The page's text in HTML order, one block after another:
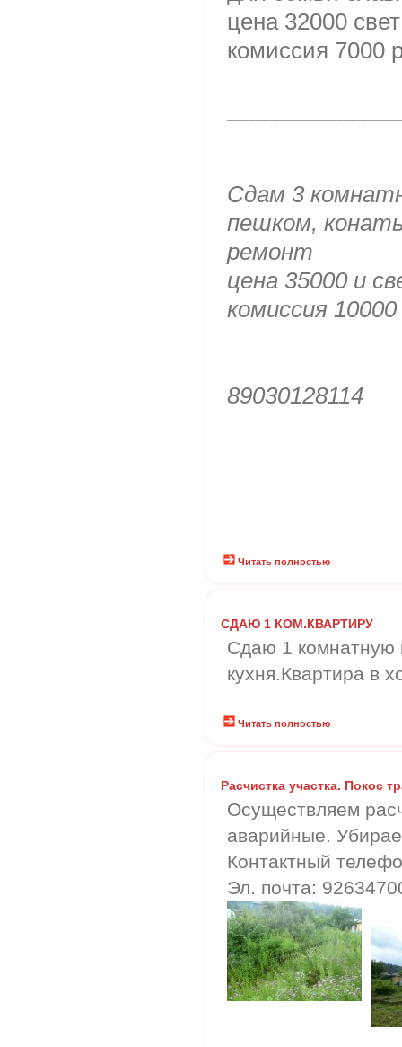
цена 32000
комиссия 7000
Сдам 3
пешком,
ремонт
цена 35000 и
комиссия 10000
89030128114
Читать полностью
СДАЮ 1 КОМ.КВАРТИРУ
Сдаю 1 комнатную
кухня.Квартира в
Читать полностью
Расчистка участка. Покос
Осуществляем
аварийные.
Контактный
Эл. почта: